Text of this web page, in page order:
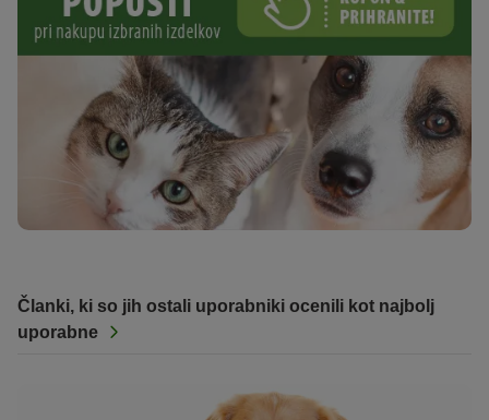
Članki, ki so jih ostali uporabniki ocenili kot najbolj
uporabne